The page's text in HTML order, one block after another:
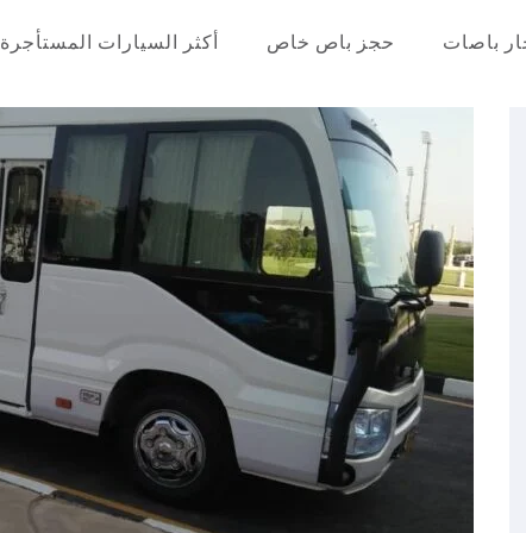
في مصر
باصات حجز باص خاص أكثر السيارات المستأجرة